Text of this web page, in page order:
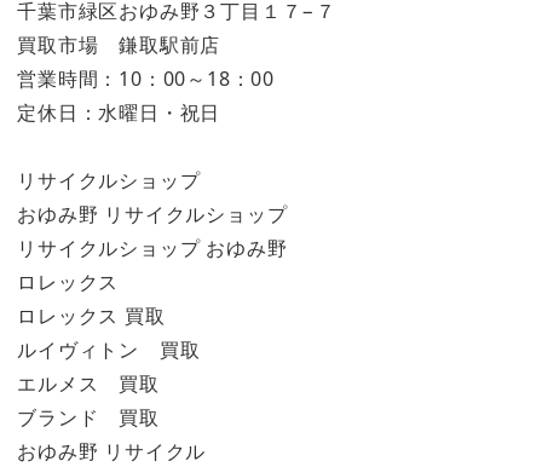
千葉市緑区おゆみ野３丁目１７−７
買取市場 鎌取駅前店
営業時間：10：00～18：00
定休日：水曜日・祝日
リサイクルショップ
おゆみ野 リサイクルショップ
リサイクルショップ おゆみ野
ロレックス
ロレックス 買取
ルイヴィトン 買取
エルメス 買取
ブランド 買取
おゆみ野 リサイクル